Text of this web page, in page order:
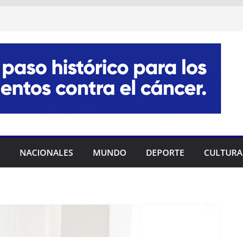
NACIONALES MUNDO DEPORTE CULTURA